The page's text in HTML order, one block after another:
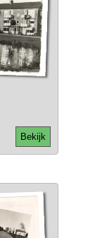
Bekijk